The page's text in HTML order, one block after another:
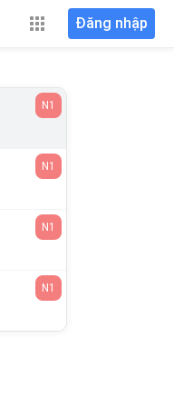
Đăng nhập
N1
N1
N1
N1